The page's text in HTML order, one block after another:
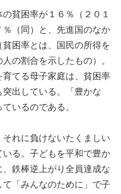
貧困率が１６％（２０１
（同）と、先進国のなか
困率とは、国民の所得を
の割合を示したもの）。
てる母子家庭は、貧困率
出している。「豊かな
いるのである。
れに負けないたくましい
る。子どもを平和で豊か
鉄棒逆上がり全員達成な
「みんなのために」で子